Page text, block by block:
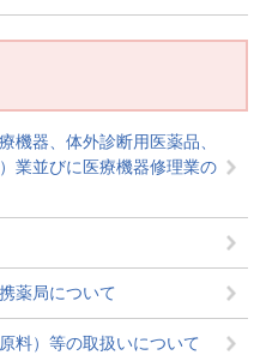
機器、体外診断用医薬品、
業並びに医療機器修理業の
薬局について
料）等の取扱いについて